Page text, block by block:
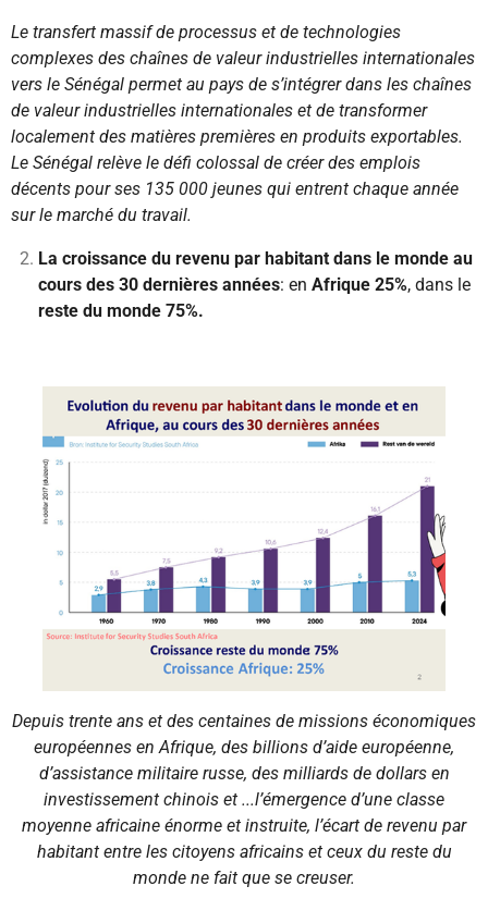
Le transfert massif de processus et de technologies
complexes des chaînes de valeur industrielles internationales
vers le Sénégal permet au pays de s’intégrer dans les chaînes
de valeur industrielles internationales et de transformer
localement des matières premières en produits exportables.
Le Sénégal relève le défi colossal de créer des emplois
décents pour ses 135 000 jeunes qui entrent chaque année
sur le marché du travail.
La croissance du revenu par habitant dans le monde au
cours des 30 dernières années: en Afrique 25%, dans le
reste du monde 75%.
Depuis trente ans et des centaines de missions économiques
européennes en Afrique, des billions d’aide européenne,
d’assistance militaire russe, des milliards de dollars en
investissement chinois et ...l’émergence d’une classe
moyenne africaine énorme et instruite, l’écart de revenu par
habitant entre les citoyens africains et ceux du reste du
monde ne fait que se creuser.